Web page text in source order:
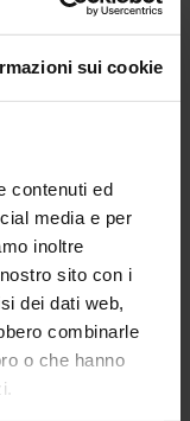
sui cookie
contenuti ed
media e per
inoltre
sito con i
dei dati web,
combinarle
o che hanno
italiano di
dalla
dalla fonderia in